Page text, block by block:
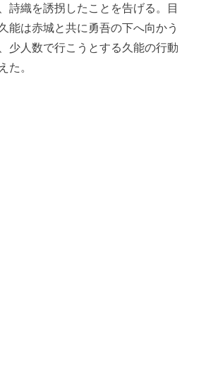
詩織を誘拐したことを告げる。目
能は赤城と共に勇吾の下へ向かう
少人数で行こうとする久能の行動
た。